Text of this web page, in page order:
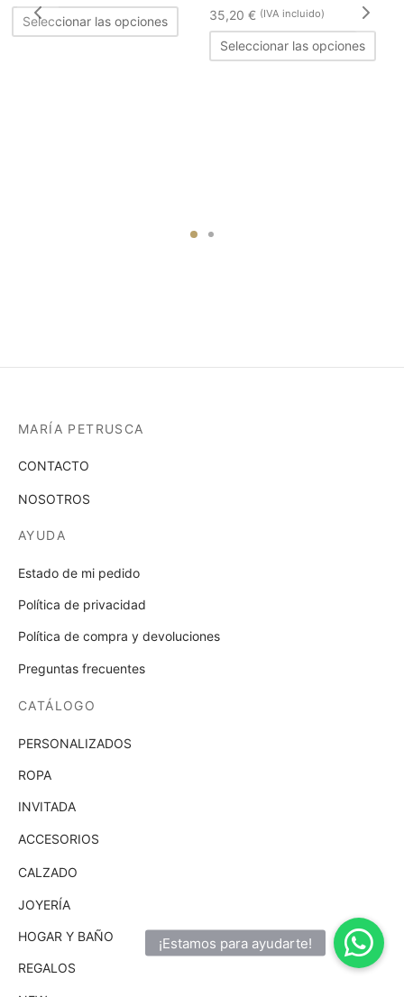
de
precios:
Seleccionar las opciones
Este
producto
de
precios:
desde
35,20 €Rango
de
precios:
(IVA incluido)
Seleccionar las opciones
Este
MARÍA PETRUSCA
CONTACTO
NOSOTROS
AYUDA
Estado de mi pedido
Política de privacidad
Política de compra y devoluciones
Preguntas frecuentes
CATÁLOGO
PERSONALIZADOS
ROPA
INVITADA
ACCESORIOS
CALZADO
JOYERÍA
HOGAR Y BAÑO
REGALOS